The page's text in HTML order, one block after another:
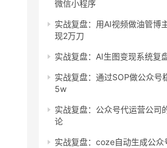
微信小程序
实战复盘：用AI视频做油管博
现2万刀
实战复盘：AI生图变现系统复
实战复盘：通过SOP做公众号
5w
实战复盘：公众号代运营公司
论
实战复盘：coze自动生成公众